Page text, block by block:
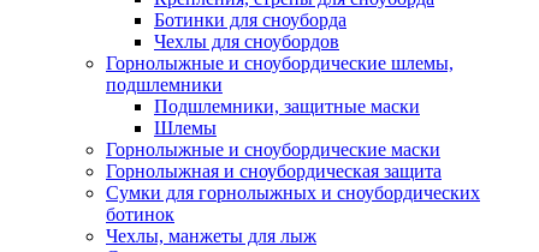
Ботинки для сноуборда
Чехлы для сноубордов
Горнолыжные и сноубордические шлемы,
подшлемники
Подшлемники, защитные маски
Шлемы
Горнолыжные и сноубордические маски
Горнолыжная и сноубордическая защита
Сумки для горнолыжных и сноубордических
ботинок
Чехлы, манжеты для лыж